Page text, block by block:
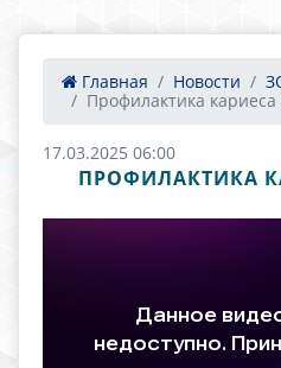
Главная Новости
Профилактика кариеса
17.03.2025 06:00
ПРОФИЛАКТИКА